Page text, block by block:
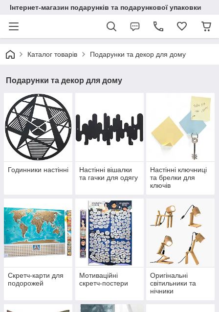
Інтернет-магазин подарунків та подарункової упаковки
Каталог товарів Подарунки та декор для дому
Подарунки та декор для дому
Годинники настінні
Настінні вішалки
та гачки для одягу
Настінні ключниці
та брелки для
ключів
Скретч-карти для
подорожей
Мотиваційні
скретч-постери
Оригінальні
світильники та
нічники